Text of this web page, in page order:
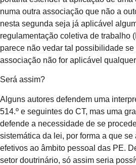
numa outra associação que não a
nesta segunda seja já aplicável
regulamentação coletiva de trabalho
parece não vedar tal possibilidade
associação não for aplicável
Será assim?
Alguns autores defendem uma
514.º e seguintes do CT, mas uma
defende a necessidade de se
sistemática da lei, por forma a que
efetivos ao âmbito pessoal das PE.
setor doutrinário, só assim seria